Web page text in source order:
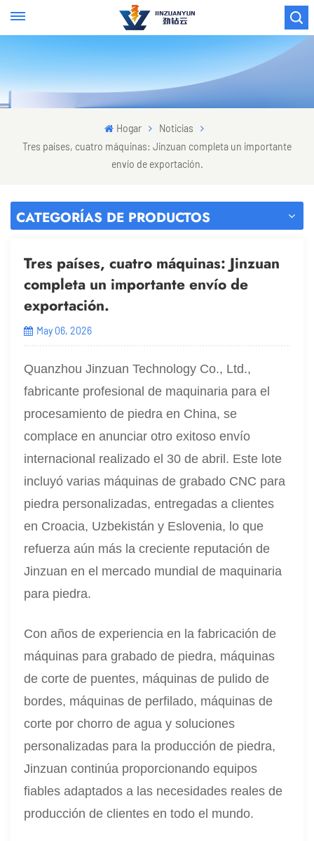
Hogar
Noticias
Tres países, cuatro máquinas: Jinzuan completa un importante
envío de exportación.
CATEGORÍAS DE PRODUCTOS
Tres países, cuatro máquinas: Jinzuan
completa un importante envío de
exportación.
May 06, 2026
Quanzhou Jinzuan Technology Co., Ltd.,
fabricante profesional de maquinaria para el
procesamiento de piedra en China, se
complace en anunciar otro exitoso envío
internacional realizado el 30 de abril. Este lote
incluyó varias máquinas de grabado CNC para
piedra personalizadas, entregadas a clientes
en Croacia, Uzbekistán y Eslovenia, lo que
refuerza aún más la creciente reputación de
Jinzuan en el mercado mundial de maquinaria
para piedra.
Con años de experiencia en la fabricación de
máquinas para grabado de piedra, máquinas
de corte de puentes, máquinas de pulido de
bordes, máquinas de perfilado, máquinas de
corte por chorro de agua y soluciones
personalizadas para la producción de piedra,
Jinzuan continúa proporcionando equipos
fiables adaptados a las necesidades reales de
producción de clientes en todo el mundo.